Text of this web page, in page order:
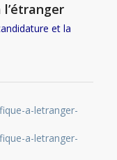
et la
a-letranger-
a-letranger-